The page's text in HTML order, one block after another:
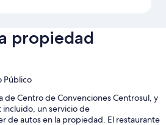
propiedad
Público
de Centro de Convenciones Centrosul, y
un servicio de
de autos en la propiedad. El restaurante